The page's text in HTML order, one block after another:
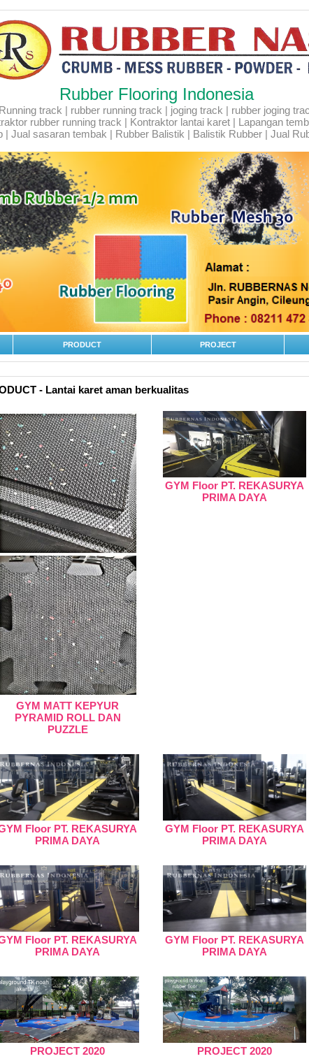
Rubber Flooring Indonesia
track | rubber running track | joging track | rubber joging
rubber running track | Kontraktor lantai karet | Lapangan
| Jual sasaran tembak | Rubber Balistik | Balistik Rubber | Jual
PRODUCT PROJECT
- Lantai karet aman berkualitas
GYM MATT KEPYUR
PYRAMID ROLL DAN
PUZZLE
GYM Floor PT. REKASURYA
PRIMA DAYA
Floor PT. REKASURYA
PRIMA DAYA
GYM Floor PT. REKASURYA
PRIMA DAYA
Floor PT. REKASURYA
PRIMA DAYA
GYM Floor PT. REKASURYA
PRIMA DAYA
PROJECT 2020 PROJECT 2020